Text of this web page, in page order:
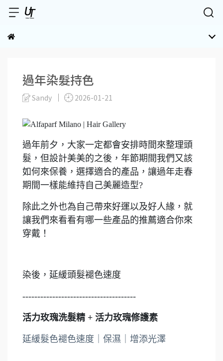
過年染髮持色
Sandy 2026-01-21
過年前夕，大家一定都會安排時間來整理頭
髮，但設計美美的之後，年節期間我們又該
如何來保養，選擇適合的產品，讓過年走春
期間一樣能維持自己美麗造型?
除此之外也為自己帶來好運以及好人緣，就
讓我們來看看有哪一些產品的推薦適合你來
穿戴！
染後，延緩頭髮褪色速度
--------------------------------------
活力玫瑰洗髮精 + 活力玫瑰修護素
延緩髮色褪色速度｜保濕｜增添光澤